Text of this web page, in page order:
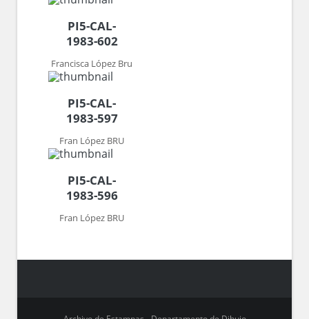
PI5-CAL-
1983-602
Francisca López Bru
PI5-CAL-
1983-597
Fran López BRU
PI5-CAL-
1983-596
Fran López BRU